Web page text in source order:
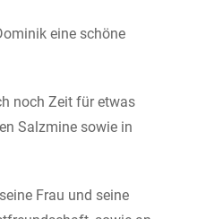
eine schöne
noch Zeit für etwas
Salzmine sowie in
Frau und seine